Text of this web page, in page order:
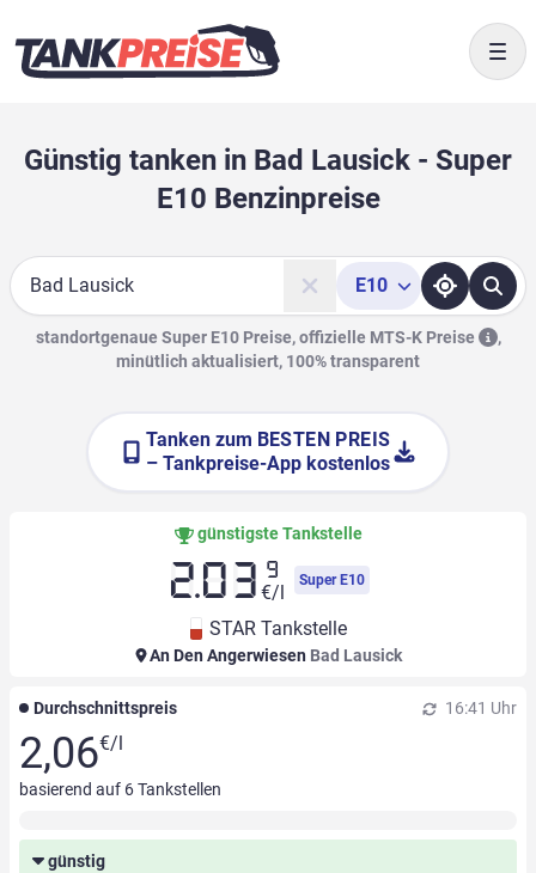
Günstig tanken in Bad Lausick - Super
E10 Benzinpreise
Suche
E10
standortgenaue Super E10 Preise, offizielle MTS-K Preise
,
minütlich aktualisiert, 100% transparent
Tanken zum BESTEN PREIS
– Tankpreise-App kostenlos
günstigste Tankstelle
2.03 9
€/l
Super E10
STAR Tankstelle
An Den Angerwiesen Bad Lausick
Durchschnittspreis 16:41 Uhr
2,06€/l
basierend auf 6Tankstellen
günstig